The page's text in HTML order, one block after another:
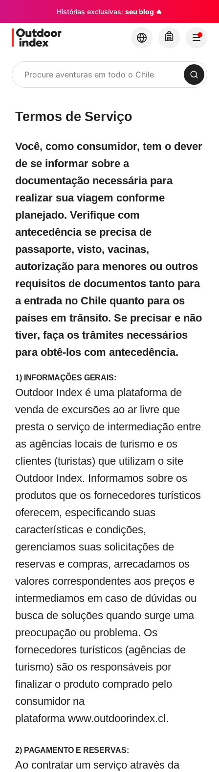
Histórias exclusivas: seu blog 🔥
Procurar
Termos de Serviço
Você, como consumidor, tem o dever
de se informar sobre a
documentação necessária para
realizar sua viagem conforme
planejado. Verifique com
antecedência se precisa de
passaporte, visto, vacinas,
autorização para menores ou outros
requisitos de documentos tanto para
a entrada no Chile quanto para os
países em trânsito. Se precisar e não
tiver, faça os trâmites necessários
para obtê-los com antecedência.
1) INFORMAÇÕES GERAIS:
Outdoor Index é uma plataforma de
venda de excursões ao ar livre que
presta o serviço de intermediação entre
as agências locais de turismo e os
clientes (turistas) que utilizam o site
Outdoor Index. Informamos sobre os
produtos que os fornecedores turísticos
oferecem, especificando suas
características e condições,
gerenciamos suas solicitações de
reservas e compras, arrecadamos os
valores correspondentes aos preços e
intermediamos em caso de dúvidas ou
busca de soluções quando surge uma
preocupação ou problema. Os
fornecedores turísticos (agências de
turismo) são os responsáveis por
finalizar o produto comprado pelo
consumidor na
plataformawww.outdoorindex.cl.
2) PAGAMENTO E RESERVAS:
Ao contratar um serviço através da